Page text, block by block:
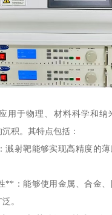
用于物理、材料科学和纳
积。其特点包括：
溅射靶能够实现高精度的
**：能够使用金属、合金
。